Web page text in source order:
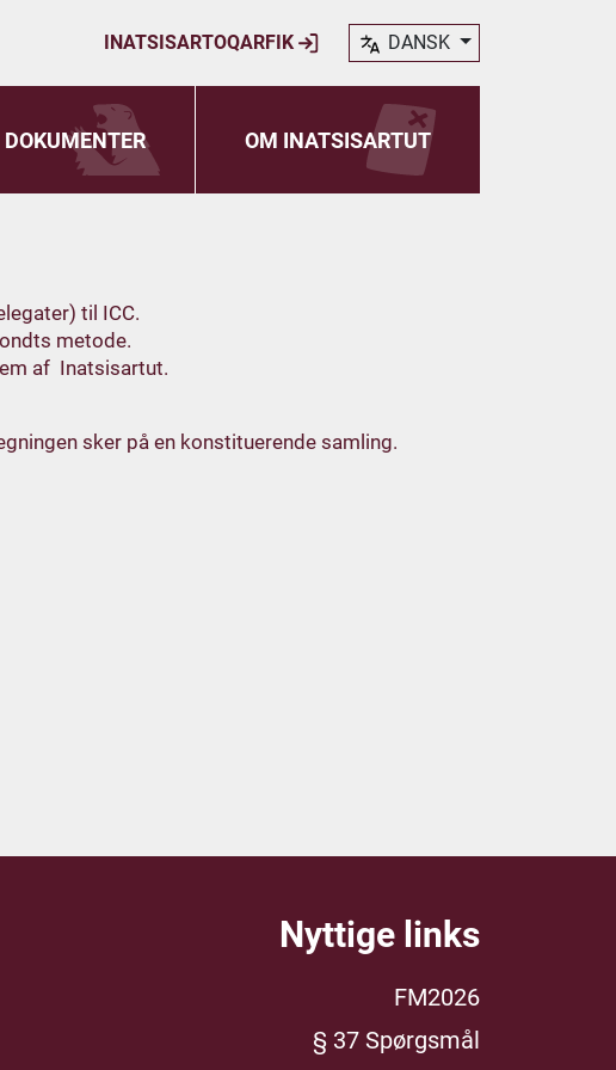
INATSISARTOQARFIK DANSK
DOKUMENTER OM INATSISARTUT
til ICC.
metode.
af Inatsisartut.
sker på en konstituerende samling.
Nyttige links
FM2026
§ 37 Spørgsmål